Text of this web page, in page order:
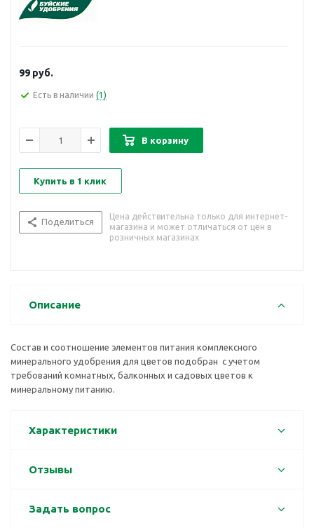
99 руб.
Есть в наличии (1)
В корзину
Купить в 1 клик
Поделиться
Цена действительна только для интернет-
магазина и может отличаться от цен в
розничных магазинах
Описание
Состав и соотношение элементов питания комплексного
минерального удобрения для цветов подобран с учетом
требований комнатных, балконных и садовых цветов к
минеральному питанию.
Характеристики
Отзывы
Задать вопрос